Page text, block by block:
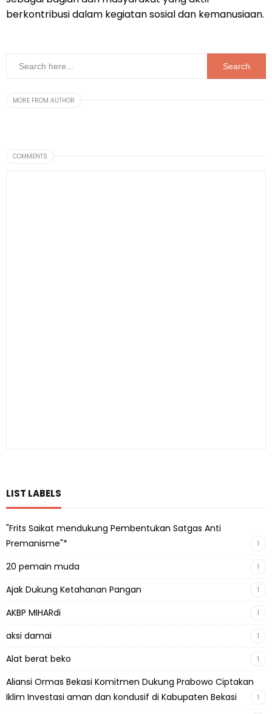
berkontribusi dalam kegiatan sosial dan kemanusiaan.
MORE FROM AUTHOR
COMMENTS
LIST LABELS
"Frits Saikat mendukung Pembentukan Satgas Anti
Premanisme"*
1
20 pemain muda 1
Ajak Dukung Ketahanan Pangan 1
AKBP MIHARdi 1
aksi damai 1
Alat berat beko 1
Aliansi Ormas Bekasi Komitmen Dukung Prabowo Ciptakan
Iklim Investasi aman dan kondusif di Kabupaten Bekasi
1